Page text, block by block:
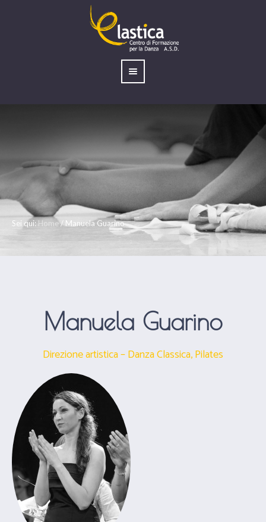
Sei qui:Home/ Manuela Guarino
Manuela Guarino
Direzione artistica – Danza Classica, Pilates